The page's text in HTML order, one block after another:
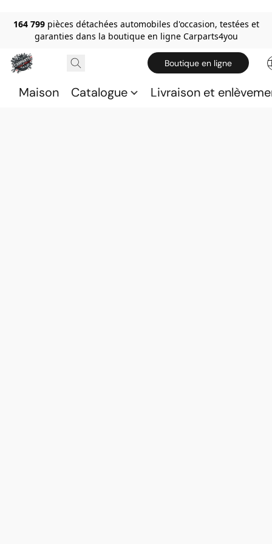
164 799 pièces détachées automobiles d'occasion, testées et
garanties dans la boutique en ligne Carparts4you
Boutique en ligne
Maison Catalogue Livraison et